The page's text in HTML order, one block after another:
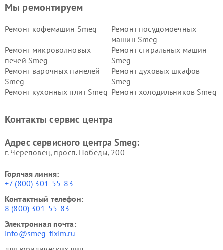
Мы ремонтируем
Ремонт кофемашин Smeg
Ремонт посудомоечных
машин Smeg
Ремонт микроволновых
печей Smeg
Ремонт стиральных машин
Smeg
Ремонт варочных панелей
Smeg
Ремонт духовых шкафов
Smeg
Ремонт кухонных плит Smeg Ремонт холодильников Smeg
Контакты сервис центра
Адрес сервисного центра Smeg:
г. Череповец, просп. Победы, 200
Горячая линия:
+7 (800) 301-55-83
Контактный телефон:
8 (800) 301-55-83
Электронная почта:
info@smeg-fixim.ru